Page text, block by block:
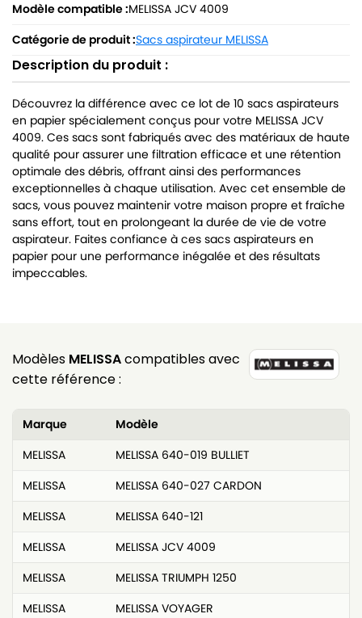
Modèle compatible :MELISSA JCV 4009
Catégorie de produit :Sacs aspirateur MELISSA
Description du produit :
Découvrez la différence avec ce lot de 10 sacs aspirateurs
en papier spécialement conçus pour votre MELISSA JCV
4009. Ces sacs sont fabriqués avec des matériaux de haute
qualité pour assurer une filtration efficace et une rétention
optimale des débris, offrant ainsi des performances
exceptionnelles à chaque utilisation. Avec cet ensemble de
sacs, vous pouvez maintenir votre maison propre et fraîche
sans effort, tout en prolongeant la durée de vie de votre
aspirateur. Faites confiance à ces sacs aspirateurs en
papier pour une performance inégalée et des résultats
impeccables.
Modèles MELISSAcompatibles avec
cette référence :
Marque
Modèle
MELISSA
MELISSA 640-019 BULLIET
MELISSA
MELISSA 640-027 CARDON
MELISSA
MELISSA 640-121
MELISSA
MELISSA JCV 4009
MELISSA
MELISSA TRIUMPH 1250
MELISSA
MELISSA VOYAGER